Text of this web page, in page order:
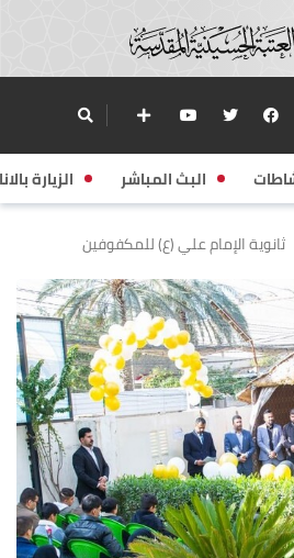
البث المباشر الزيارة
ثانوية الإمام علي (ع) للمكفوفين